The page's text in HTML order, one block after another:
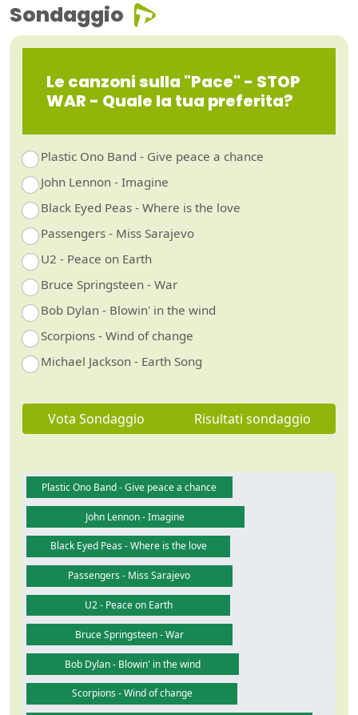
Sondaggio
Le canzoni sulla "Pace" - STOP
WAR - Quale la tua preferita?
Plastic Ono Band - Give peace a chance
John Lennon - Imagine
Black Eyed Peas - Where is the love
Passengers - Miss Sarajevo
U2 - Peace on Earth
Bruce Springsteen - War
Bob Dylan - Blowin' in the wind
Scorpions - Wind of change
Michael Jackson - Earth Song
Vota Sondaggio Risultati sondaggio
Plastic Ono Band - Give peace a chance
John Lennon - Imagine
Black Eyed Peas - Where is the love
Passengers - Miss Sarajevo
U2 - Peace on Earth
Bruce Springsteen - War
Bob Dylan - Blowin' in the wind
Scorpions - Wind of change